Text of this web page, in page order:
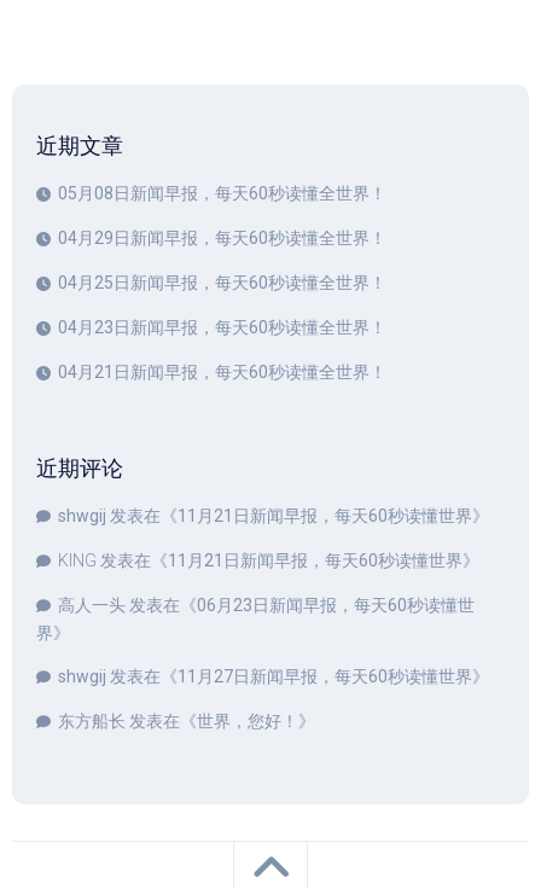
近期文章
05月08日新闻早报，每天60秒读懂全世界！
04月29日新闻早报，每天60秒读懂全世界！
04月25日新闻早报，每天60秒读懂全世界！
04月23日新闻早报，每天60秒读懂全世界！
04月21日新闻早报，每天60秒读懂全世界！
近期评论
shwgij 发表在《11月21日新闻早报，每天60秒读懂世界》
KING 发表在《11月21日新闻早报，每天60秒读懂世界》
高人一头发表在《06月23日新闻早报，每天60秒读懂世
界》
shwgij 发表在《11月27日新闻早报，每天60秒读懂世界》
东方船长 发表在《世界，您好！ 》